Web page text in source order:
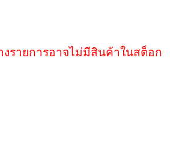
รายการอาจไม่มีสินค้าในสต็อก